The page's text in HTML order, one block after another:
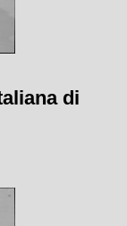
di